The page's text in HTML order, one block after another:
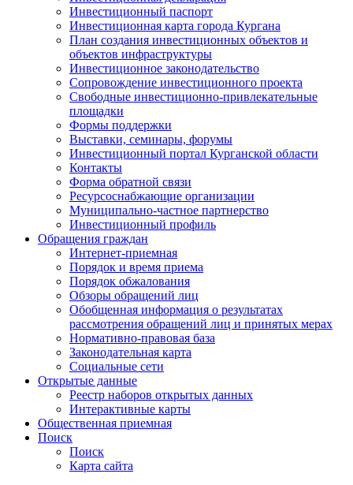
Инвестиционный паспорт
Инвестиционная карта города Кургана
План создания инвестиционных объектов и
объектов инфраструктуры
Инвестиционное законодательство
Сопровождение инвестиционного проекта
Свободные инвестиционно-привлекательные
площадки
Формы поддержки
Выставки, семинары, форумы
Инвестиционный портал Курганской области
Контакты
Форма обратной связи
Ресурсоснабжающие организации
Муниципально-частное партнерство
Инвестиционный профиль
Обращения граждан
Интернет-приемная
Порядок и время приема
Порядок обжалования
Обзоры обращений лиц
Обобщенная информация о результатах
рассмотрения обращений лиц и принятых мерах
Нормативно-правовая база
Законодательная карта
Социальные сети
Открытые данные
Реестр наборов открытых данных
Интерактивные карты
Общественная приемная
Поиск
Поиск
Карта сайта